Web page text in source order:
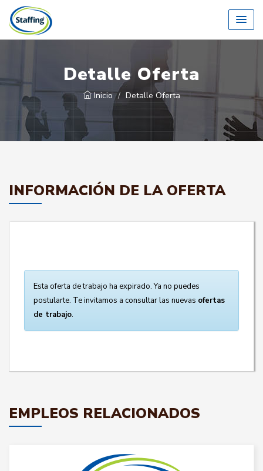
Detalle Oferta
Inicio Detalle Oferta
INFORMACIÓN DE LA OFERTA
Esta oferta de trabajo ha expirado. Ya no puedes
postularte. Te invitamos a consultar las nuevas ofertas
de trabajo.
EMPLEOS RELACIONADOS